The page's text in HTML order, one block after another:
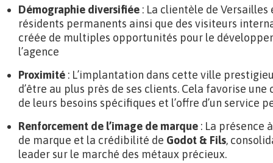
Démographie diversifiée : La clientèle de
résidents permanents ainsi que des visiteurs
créée de multiples opportunités pour le
l’agence
Proximité : L’implantation dans cette ville
d’être au plus près de ses clients. Cela favorise
de leurs besoins spécifiques et l’offre d’un service
Renforcement de l’image de marque : La présence
de marque et la crédibilité de Godot & Fils,
leader sur le marché des métaux précieux.